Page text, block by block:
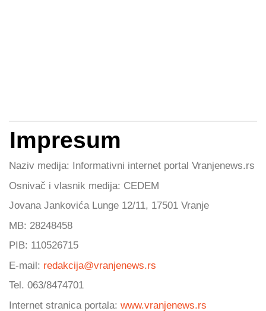
Impresum
Naziv medija: Informativni internet portal Vranjenews.rs
Osnivač i vlasnik medija: CEDEM
Jovana Jankovića Lunge 12/11, 17501 Vranje
MB: 28248458
PIB: 110526715
E-mail: redakcija@vranjenews.rs
Tel. 063/8474701
Internet stranica portala: www.vranjenews.rs